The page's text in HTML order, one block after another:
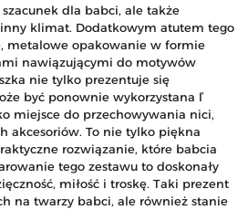
dla babci, ale także
klimat. Dodatkowym atutem tego
metalowe opakowanie w formie
nawiązującymi do motywów
nie tylko prezentuje się
być ponownie wykorzystana ľ
miejsce do przechowywania nici,
akcesoriów. To nie tylko piękna
rozwiązanie, które babcia
tego zestawu to doskonały
miłość i troskę. Taki prezent
na twarzy babci, ale również stanie